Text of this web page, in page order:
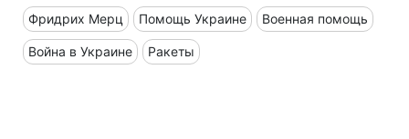
Фридрих Мерц Помощь Украине Военная помощь
Война в Украине Ракеты